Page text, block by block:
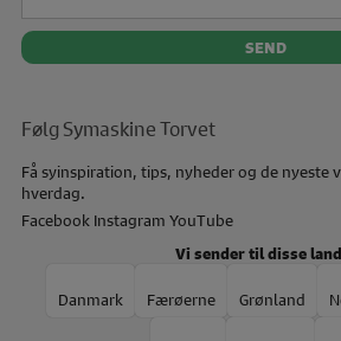
Følg Symaskine Torvet
Få syinspiration, tips, nyheder og de nyeste
hverdag.
Facebook Instagram YouTube
Vi sender til disse
Danmark Færøerne Grønland